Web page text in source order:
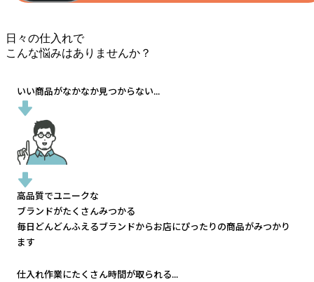
日々の仕入れで
こんな悩みはありませんか？
いい商品がなかなか見つからない...
高品質でユニークな
ブランドがたくさんみつかる
毎日どんどんふえるブランドからお店にぴったりの商品がみつかり
ます
仕入れ作業にたくさん時間が取られる...